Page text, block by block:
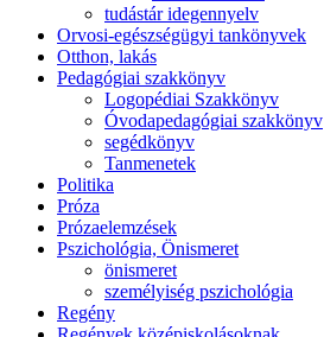
tudástár idegennyelv
Orvosi-egészségügyi tankönyvek
Otthon, lakás
Pedagógiai szakkönyv
Logopédiai Szakkönyv
Óvodapedagógiai szakkönyv
segédkönyv
Tanmenetek
Politika
Próza
Prózaelemzések
Pszichológia, Önismeret
önismeret
személyiség pszichológia
Regény